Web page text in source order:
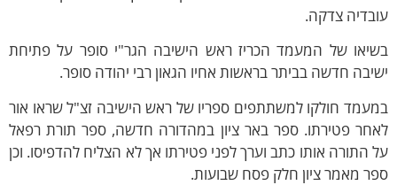
צדקה.
של המעמד הכריז ראש הישיבה הגר"י סופר על פתיחת
חדשה בביתר בראשות אחיו הגאון רבי יהודה סופר.
חולקו למשתתפים ספריו של ראש הישיבה זצ"ל שראו אור
פטירתו. ספר באר ציון במהדורה חדשה, ספר תורת רפאל
התורה אותו כתב וערך לפני פטירתו אך לא הצליח להדפיסו. וכן
מאמר ציון חלק פסח שבועות.